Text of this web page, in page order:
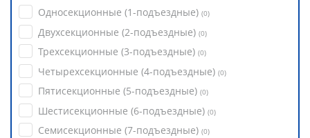
Односекционные (1-подъездные) (0)
Двухсекционные (2-подъездные) (0)
Трехсекционные (3-подъездные) (0)
Четырехсекционные (4-подъездные) (0)
Пятисекционные (5-подъездные) (0)
Шестисекционные (6-подъездные) (0)
Семисекционные (7-подъездные) (0)